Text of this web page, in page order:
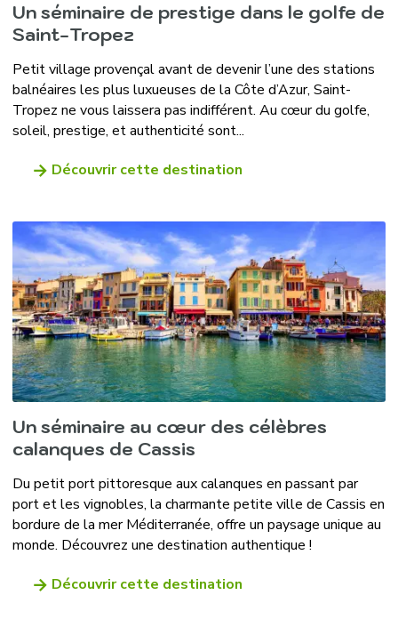
Un séminaire de prestige dans le golfe de
Saint-Tropez
Petit village provençal avant de devenir l’une des stations
balnéaires les plus luxueuses de la Côte d’Azur, Saint-
Tropez ne vous laissera pas indifférent. Au cœur du golfe,
soleil, prestige, et authenticité sont...
Découvrir cette destination
Un séminaire au cœur des célèbres
calanques de Cassis
Du petit port pittoresque aux calanques en passant par
port et les vignobles, la charmante petite ville de Cassis en
bordure de la mer Méditerranée, offre un paysage unique au
monde. Découvrez une destination authentique !
Découvrir cette destination